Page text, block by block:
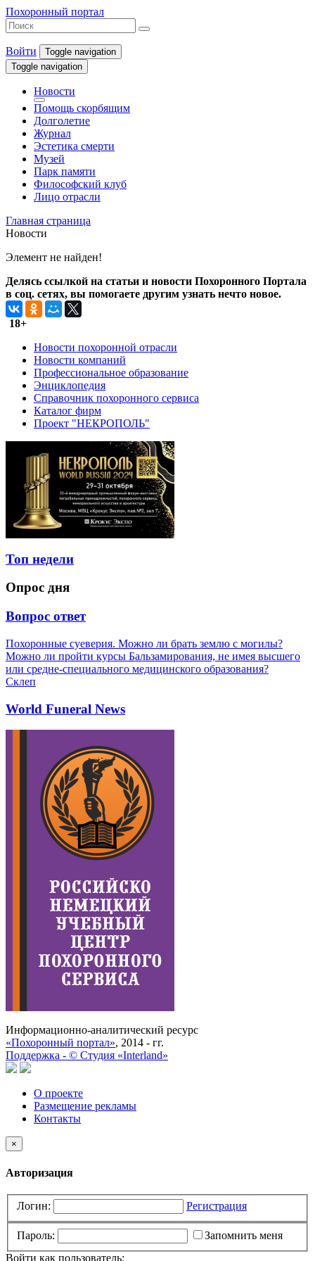
Похоронный портал
Войти
Toggle navigation
Toggle navigation
Новости
Помощь скорбящим
Долголетие
Журнал
Эстетика смерти
Музей
Парк памяти
Философский клуб
Лицо отрасли
Главная страница
Новости
Элемент не найден!
Делясь ссылкой на статьи и новости Похоронного Портала
в соц. сетях, вы помогаете другим узнать нечто новое.
18+
Новости похоронной отрасли
Новости компаний
Профессиональное образование
Энциклопедия
Справочник похоронного сервиса
Каталог фирм
Проект "НЕКРОПОЛЬ"
Топ недели
Опрос дня
Вопрос ответ
Похоронные суеверия. Можно ли брать землю с могилы?
Можно ли пройти курсы Бальзамирования, не имея высшего
или средне-специального медицинского образования?
Склеп
World Funeral News
Информационно-аналитический ресурс
«Похоронный портал», 2014 - гг.
Поддержка - © Cтудия «Interland»
О проекте
Размещение рекламы
Контакты
×
Авторизация
Логин: Регистрация
Пароль:
Запомнить меня
Войти как пользователь: